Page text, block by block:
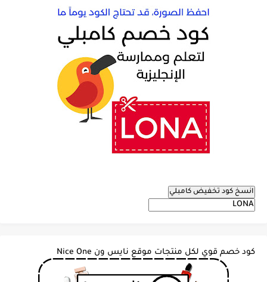
انسخ كود تخفيض كامبلي
كود خصم قوي لكل منتجات موقع نايس ون Nice One